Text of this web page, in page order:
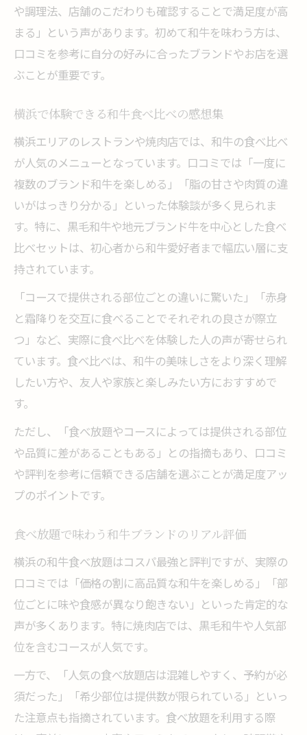
や調理法、店舗のこだわりも確認することで満足度が高
まる」という声があります。初めて和牛を味わう方は、
口コミを参考に自分の好みに合ったブランドやお店を選
ぶことが重要です。
横浜で体験できる和牛食べ比べの感想集
横浜エリアのレストランや焼肉店では、和牛の食べ比べ
が人気のメニューとなっています。口コミでは「一度に
複数のブランド和牛を楽しめる」「脂の甘さや肉質の違
いがはっきり分かる」といった体験談が多く見られま
す。特に、黒毛和牛や地元ブランド牛を中心とした食べ
比べセットは、初心者から和牛愛好者まで幅広い層に支
持されています。
「コースで提供される部位ごとの違いに驚いた」「赤身
と霜降りを交互に食べることでそれぞれの良さが際立
つ」など、実際に食べ比べを体験した人の声が寄せられ
ています。食べ比べは、和牛の美味しさをより深く理解
したい方や、友人や家族と楽しみたい方におすすめで
す。
ただし、「食べ放題やコースによっては提供される部位
や品質に差があることもある」との指摘もあり、口コミ
や評判を参考に信頼できる店舗を選ぶことが満足度アッ
プのポイントです。
食べ放題で味わう和牛ブランドのリアル評価
横浜の和牛食べ放題はコスパ最強と評判ですが、実際の
口コミでは「価格の割に高品質な和牛を楽しめる」「部
位ごとに味や食感が異なり飽きない」といった肯定的な
声が多くあります。特に焼肉店では、黒毛和牛や人気部
位を含むコースが人気です。
一方で、「人気の食べ放題店は混雑しやすく、予約が必
須だった」「希少部位は提供数が限られている」といっ
た注意点も指摘されています。食べ放題を利用する際